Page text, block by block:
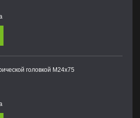
головкой М24х75